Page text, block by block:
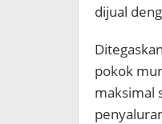
dijual
pokok
maksimal